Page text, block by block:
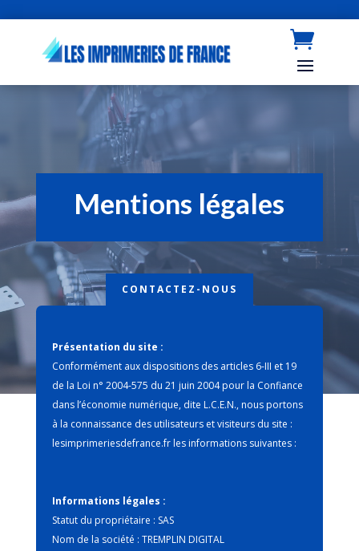
Mentions légales
CONTACTEZ-NOUS
Présentation du site :
Conformément aux dispositions des articles 6-III et 19
de la Loi n° 2004-575 du 21 juin 2004 pour la Confiance
dans l’économie numérique, dite L.C.E.N., nous portons
à la connaissance des utilisateurs et visiteurs du site :
lesimprimeriesdefrance.frles informations suivantes :
Informations légales :
Statut du propriétaire : SAS
Nom de la société : TREMPLIN DIGITAL